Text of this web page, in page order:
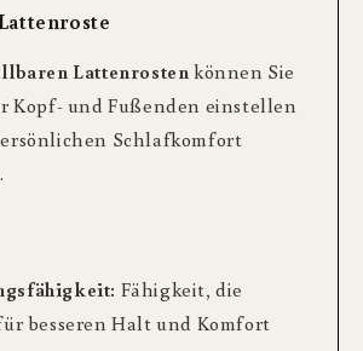
Lattenrosten können Sie
Kopf- und Fußenden einstellen
Schlafkomfort
Fähigkeit, die
besseren Halt und Komfort